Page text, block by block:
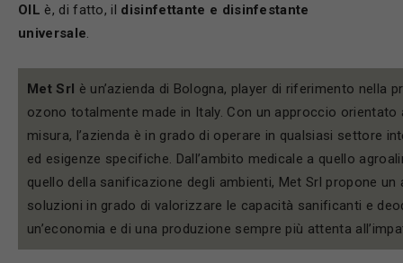
OIL è, di fatto, il disinfettante e disinfestante
universale
Met Srl è un’azienda di Bologna, player di riferimento nella
ozono totalmente made in Italy. Con un approccio orientato
misura, l’azienda è in grado di operare in qualsiasi settore
ed esigenze specifiche. Dall’ambito medicale a quello
quello della sanificazione degli ambienti, Met Srl propone
soluzioni in grado di valorizzare le capacità sanificanti e
un’economia e di una produzione sempre più attenta